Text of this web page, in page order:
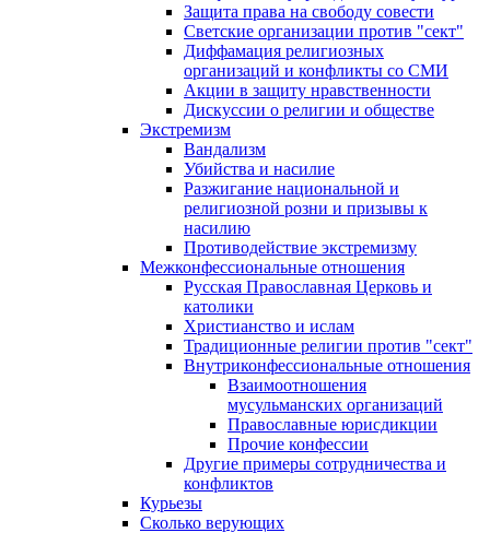
Защита права на свободу совести
Светские организации против "сект"
Диффамация религиозных
организаций и конфликты со СМИ
Акции в защиту нравственности
Дискуссии о религии и обществе
Экстремизм
Вандализм
Убийства и насилие
Разжигание национальной и
религиозной розни и призывы к
насилию
Противодействие экстремизму
Межконфессиональные отношения
Русская Православная Церковь и
католики
Христианство и ислам
Традиционные религии против "сект"
Внутриконфессиональные отношения
Взаимоотношения
мусульманских организаций
Православные юрисдикции
Прочие конфессии
Другие примеры сотрудничества и
конфликтов
Курьезы
Сколько верующих